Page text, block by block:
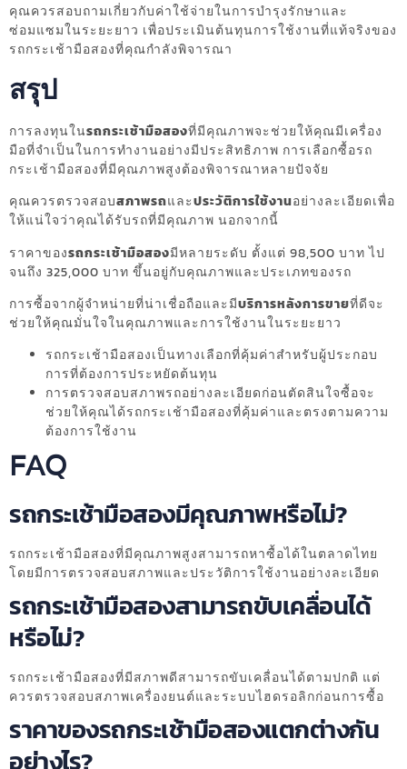
คุณควรสอบถามเกี่ยวกับค่าใช้จ่ายในการบำรุงรักษาและ
ซ่อมแซมในระยะยาว เพื่อประเมินต้นทุนการใช้งานที่แท้จริงของ
รถกระเช้ามือสองที่คุณกำลังพิจารณา
สรุป
การลงทุนในรถกระเช้ามือสองที่มีคุณภาพจะช่วยให้คุณมีเครื่อง
มือที่จำเป็นในการทำงานอย่างมีประสิทธิภาพ การเลือกซื้อรถ
กระเช้ามือสองที่มีคุณภาพสูงต้องพิจารณาหลายปัจจัย
คุณควรตรวจสอบสภาพรถและประวัติการใช้งานอย่างละเอียดเพื่อ
ให้แน่ใจว่าคุณได้รับรถที่มีคุณภาพ นอกจากนี้
ราคาของรถกระเช้ามือสองมีหลายระดับ ตั้งแต่ 98,500 บาท ไป
จนถึง 325,000 บาท ขึ้นอยู่กับคุณภาพและประเภทของรถ
การซื้อจากผู้จำหน่ายที่น่าเชื่อถือและมีบริการหลังการขายที่ดีจะ
ช่วยให้คุณมั่นใจในคุณภาพและการใช้งานในระยะยาว
รถกระเช้ามือสองเป็นทางเลือกที่คุ้มค่าสำหรับผู้ประกอบ
การที่ต้องการประหยัดต้นทุน
การตรวจสอบสภาพรถอย่างละเอียดก่อนตัดสินใจซื้อจะ
ช่วยให้คุณได้รถกระเช้ามือสองที่คุ้มค่าและตรงตามความ
ต้องการใช้งาน
FAQ
รถกระเช้ามือสองมีคุณภาพหรือไม่?
รถกระเช้ามือสองที่มีคุณภาพสูงสามารถหาซื้อได้ในตลาดไทย
โดยมีการตรวจสอบสภาพและประวัติการใช้งานอย่างละเอียด
รถกระเช้ามือสองสามารถขับเคลื่อนได้
หรือไม่?
รถกระเช้ามือสองที่มีสภาพดีสามารถขับเคลื่อนได้ตามปกติ แต่
ควรตรวจสอบสภาพเครื่องยนต์และระบบไฮดรอลิกก่อนการซื้อ
ราคาของรถกระเช้ามือสองแตกต่างกัน